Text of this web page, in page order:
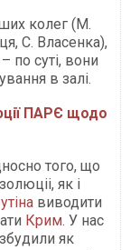
колег (М.
С. Власенка),
по суті, вони
в залі.
ПАРЄ щодо
того, що
як і
виводити
Крим. У нас
як